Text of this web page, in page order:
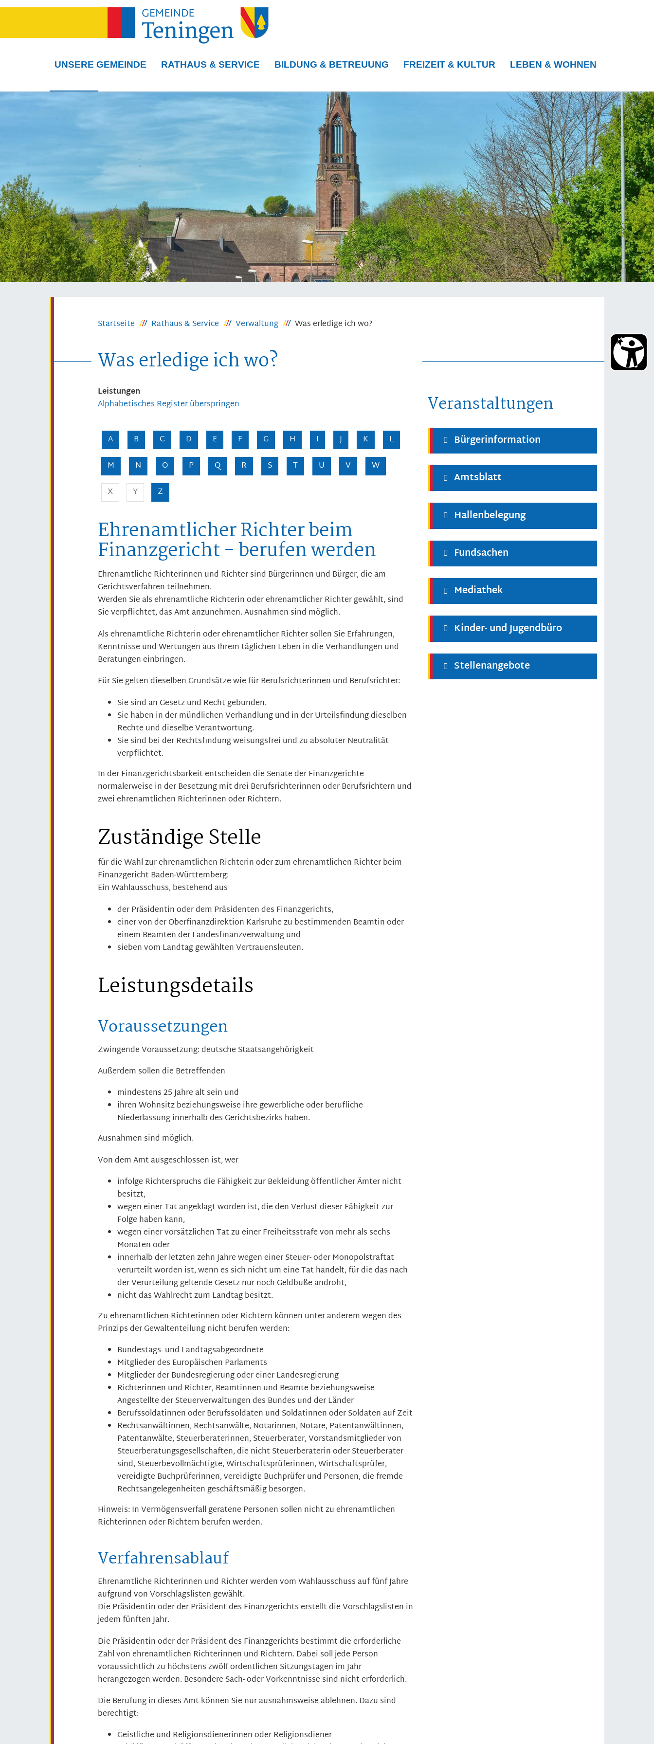
UNSERE GEMEINDE RATHAUS & SERVICE BILDUNG & BETREUUNG FREIZEIT & KULTUR LEBEN & WOHNEN
Startseite Rathaus & Service Verwaltung Was erledige ich wo?
Was erledige ich wo?
Leistungen
Alphabetisches Register überspringen
A B C D E F G H I J K
L
M
N O P Q R S T U V
W
X
Y Z
Ehrenamtlicher Richter beim
Finanzgericht - berufen werden
Ehrenamtliche Richterinnen und Richter sind Bürgerinnen und Bürger, die am
Gerichtsverfahren teilnehmen.
Werden Sie als ehrenamtliche Richterin oder ehrenamtlicher Richter gewählt, sind
Sie verpflichtet, das Amt anzunehmen. Ausnahmen sind möglich.
Als ehrenamtliche Richterin oder ehrenamtlicher Richter sollen Sie Erfahrungen,
Kenntnisse und Wertungen aus Ihrem täglichen Leben in die Verhandlungen und
Beratungen einbringen.
Für Sie gelten dieselben Grundsätze wie für Berufsrichterinnen und Berufsrichter:
Sie sind an Gesetz und Recht gebunden.
Sie haben in der mündlichen Verhandlung und in der Urteilsfindung dieselben
Rechte und dieselbe Verantwortung.
Sie sind bei der Rechtsfindung weisungsfrei und zu absoluter Neutralität
verpflichtet.
In der Finanzgerichtsbarkeit entscheiden die Senate der Finanzgerichte
normalerweise in der Besetzung mit drei Berufsrichterinnen oder Berufsrichtern und
zwei ehrenamtlichen Richterinnen oder Richtern.
Zuständige Stelle
für die Wahl zur ehrenamtlichen Richterin oder zum ehrenamtlichen Richter beim
Finanzgericht Baden-Württemberg:
Ein Wahlausschuss, bestehend aus
der Präsidentin oder dem Präsidenten des Finanzgerichts,
einer von der Oberfinanzdirektion Karlsruhe zu bestimmenden Beamtin oder
einem Beamten der Landesfinanzverwaltung und
sieben vom Landtag gewählten Vertrauensleuten.
Leistungsdetails
Voraussetzungen
Zwingende Voraussetzung: deutsche Staatsangehörigkeit
Außerdem sollen die Betreffenden
mindestens 25 Jahre alt sein und
ihren Wohnsitz beziehungsweise ihre gewerbliche oder berufliche
Niederlassung innerhalb des Gerichtsbezirks haben.
Ausnahmen sind möglich.
Von dem Amt ausgeschlossen ist, wer
infolge Richterspruchs die Fähigkeit zur Bekleidung öffentlicher Ämter nicht
besitzt,
wegen einer Tat angeklagt worden ist, die den Verlust dieser Fähigkeit zur
Folge haben kann,
wegen einer vorsätzlichen Tat zu einer Freiheitsstrafe von mehr als sechs
Monaten oder
innerhalb der letzten zehn Jahre wegen einer Steuer- oder Monopolstraftat
verurteilt worden ist, wenn es sich nicht um eine Tat handelt, für die das nach
der Verurteilung geltende Gesetz nur noch Geldbuße androht,
nicht das Wahlrecht zum Landtag besitzt.
Zu ehrenamtlichen Richterinnen oder Richtern können unter anderem wegen des
Prinzips der Gewaltenteilung nicht berufen werden:
Bundestags- und Landtagsabgeordnete
Mitglieder des Europäischen Parlaments
Mitglieder der Bundesregierung oder einer Landesregierung
Richterinnen und Richter, Beamtinnen und Beamte beziehungsweise
Angestellte der Steuerverwaltungen des Bundes und der Länder
Berufssoldatinnen oder Berufssoldaten und Soldatinnen oder Soldaten auf Zeit
Rechtsanwältinnen, Rechtsanwälte, Notarinnen, Notare, Patentanwältinnen,
Patentanwälte, Steuerberaterinnen, Steuerberater, Vorstandsmitglieder von
Steuerberatungsgesellschaften, die nicht Steuerberaterin oder Steuerberater
sind, Steuerbevollmächtigte, Wirtschaftsprüferinnen, Wirtschaftsprüfer,
vereidigte Buchprüferinnen, vereidigte Buchprüferund Personen, die fremde
Rechtsangelegenheiten geschäftsmäßig besorgen.
Hinweis: In Vermögensverfall geratene Personen sollen nicht zu ehrenamtlichen
Richterinnen oder Richtern berufen werden.
Verfahrensablauf
Ehrenamtliche Richterinnen und Richter werden vom Wahlausschuss auf fünf Jahre
aufgrund von Vorschlagslisten gewählt.
Die Präsidentin oder der Präsident des Finanzgerichts erstellt die Vorschlagslisten in
jedem fünften Jahr.
Die Präsidentin oderder Präsident des Finanzgerichts bestimmt die erforderliche
Zahl von ehrenamtlichen Richterinnen und Richtern. Dabei soll jede Person
voraussichtlich zu höchstens zwölf ordentlichen Sitzungstagen im Jahr
herangezogen werden. Besondere Sach- oder Vorkenntnisse sind nicht erforderlich.
Die Berufung in dieses Amt können Sie nur ausnahmsweise ablehnen. Dazu sind
berechtigt:
Geistliche und Religionsdienerinnen oder Religionsdiener
Veranstaltungen
Bürgerinformation
Amtsblatt
Hallenbelegung
Fundsachen
Mediathek
Kinder- und Jugendbüro
Stellenangebote